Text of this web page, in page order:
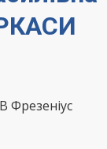
Фрезеніус